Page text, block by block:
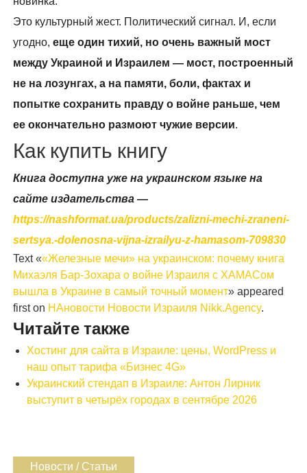
Это культурный жест. Политический сигнал. И, если
угодно, еще один тихий, но очень важный мост
между Украиной и Израилем — мост, построенный
не на лозунгах, а на памяти, боли, фактах и
попытке сохранить правду о войне раньше, чем
ее окончательно размоют чужие версии.
Как купить книгу
Книга доступна уже на украинском языке на
сайте издательства —
https://nashformat.ua/products/zalizni-mechi-zraneni-
sertsya.-dolenosna-vijna-izrailyu-z-hamasom-709830
Text ««Железные мечи» на украинском: почему книга
Михаэля Бар-Зохара о войне Израиля с ХАМАСом
вышла в Украине в самый точный момент» appeared
first on НАновости Новости Израиля Nikk.Agency.
Читайте также
Хостинг для сайта в Израиле: цены, WordPress и
наш опыт тарифа «Бизнес 4G»
Украинский стендап в Израиле: Антон Лирник
выступит в четырёх городах в сентябре 2026
Новости / Статьи